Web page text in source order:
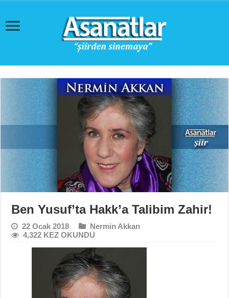
Ben Yusuf’ta Hakk’a Talibim Zahir!
22 Ocak 2018
Nermin Akkan
4,322 KEZ OKUNDU